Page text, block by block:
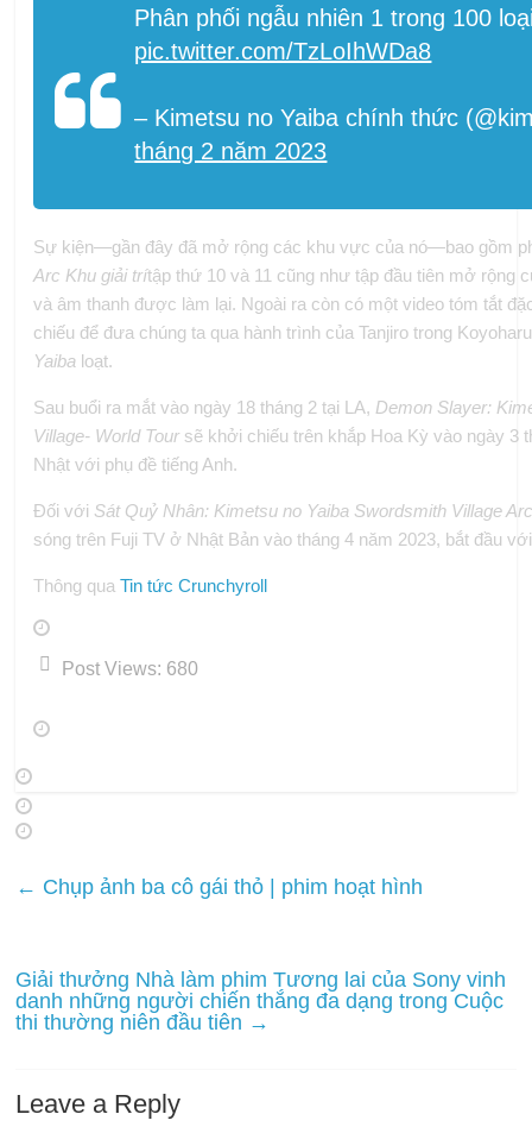
Phân phối ngẫu nhiên 1 trong 100
pic.twitter.com/TzLoIhWDa8
– Kimetsu no Yaiba chính thức
tháng 2 năm 2023
Sự kiện—gần đây đã mở rộng các khu vực của nó—bao gồm
Arc Khu giải trítập thứ 10 và 11 cũng như tập đầu tiên mở rộng
và âm thanh được làm lại. Ngoài ra còn có một video tóm tắt
chiếu để đưa chúng ta qua hành trình của Tanjiro trong
Yaiba loạt.
Sau buổi ra mắt vào ngày 18 tháng 2 tại LA, Demon Slayer:
Village- World Tour sẽ khởi chiếu trên khắp Hoa Kỳ vào ngày 3
Nhật với phụ đề tiếng Anh.
Đối với Sát Quỷ Nhân: Kimetsu no Yaiba Swordsmith Village
sóng trên Fuji TV ở Nhật Bản vào tháng 4 năm 2023, bắt đầu
Thông quaTin tức Crunchyroll
Post Views: 680
← Chụp ảnh ba cô gái thỏ | phim hoạt hình
Giải thưởng Nhà làm phim Tương lai của Sony vinh
danh những người chiến thắng đa dạng trong Cuộc
thi thường niên đầu tiên →
Leave a Reply